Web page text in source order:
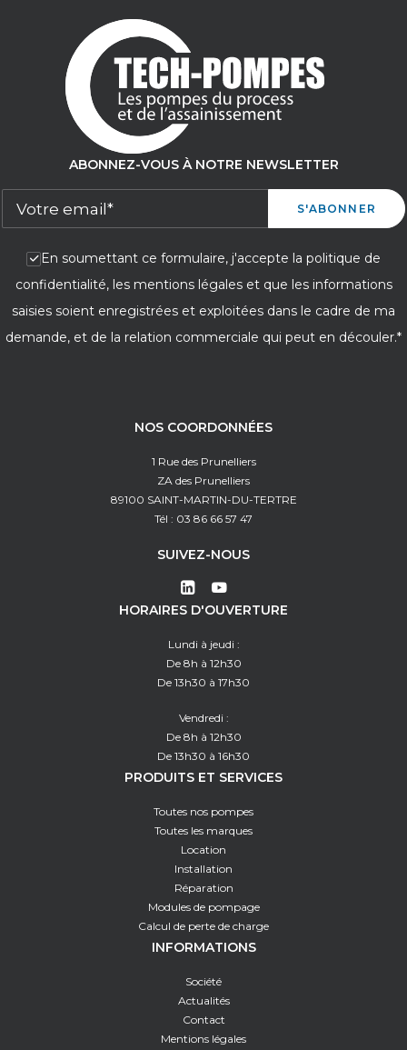
ABONNEZ-VOUS À NOTRE NEWSLETTER
En soumettant ce formulaire, j'accepte la politique de
confidentialité, les mentions légales et que les informations
saisies soient enregistrées et exploitées dans le cadre de ma
demande, et de la relation commerciale qui peut en découler.*
NOS COORDONNÉES
1 Rue des Prunelliers
ZA des Prunelliers
89100 SAINT-MARTIN-DU-TERTRE
Tél : 03 86 66 57 47
SUIVEZ-NOUS
HORAIRES D'OUVERTURE
Lundi à jeudi :
De 8h à 12h30
De 13h30 à 17h30
Vendredi :
De 8h à 12h30
De 13h30 à 16h30
PRODUITS ET SERVICES
Toutes nos pompes
Toutes les marques
Location
Installation
Réparation
Modules de pompage
Calcul de perte de charge
INFORMATIONS
Société
Actualités
Contact
Mentions légales